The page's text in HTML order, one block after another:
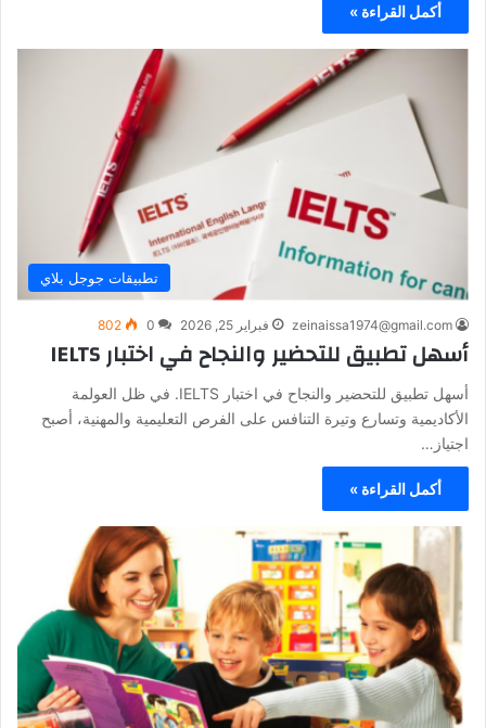
أكمل القراءة »
تطبيقات جوجل بلاي
zeinaissa1974@gmail.com فبراير 25, 2026 0
802
أسهل تطبيق للتحضير والنجاح في اختبار IELTS
أسهل تطبيق للتحضير والنجاح في اختبار IELTS. في ظل العولمة
الأكاديمية وتسارع وتيرة التنافس على الفرص التعليمية والمهنية، أصبح
اجتياز…
أكمل القراءة »